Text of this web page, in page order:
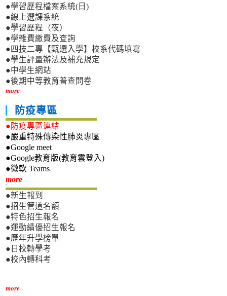
●學習歷程檔案系統(日)
●線上選課系統
●學習歷程（夜）
●學雜費繳費及查詢
●四技二專【甄選入學】校系代碼填寫
●學生評量辦法及補充規定
●中學生網站
●後期中等教育普查問卷
more
防疫專區
●防疫專區連結
●嚴重特殊傳染性肺炎專區
●Google meet
●Google教育版(教育雲登入)
●微軟 Teams
more新生專區
●新生報到
●招生管道名額
●特色招生報名
●運動績優招生報名
●歷年升學榜單
●日校轉學考
●校內轉科考
more